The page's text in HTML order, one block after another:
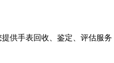
供手表回收、鉴定、评估服